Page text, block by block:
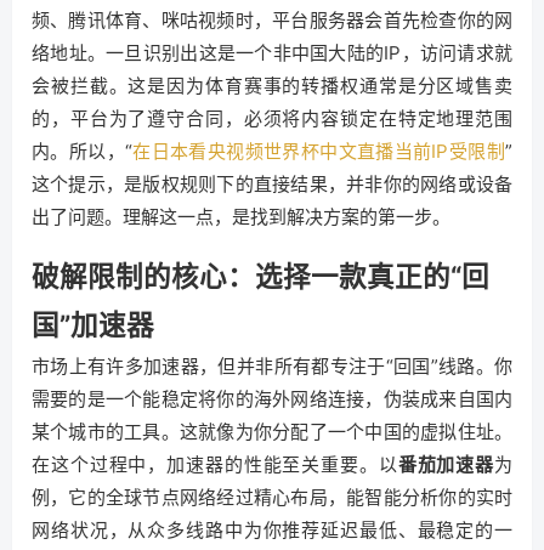
频、腾讯体育、咪咕视频时，平台服务器会首先检查你的网
络地址。一旦识别出这是一个非中国大陆的IP，访问请求就
会被拦截。这是因为体育赛事的转播权通常是分区域售卖
的，平台为了遵守合同，必须将内容锁定在特定地理范围
内。所以，“在日本看央视频世界杯中文直播当前IP受限制”
这个提示，是版权规则下的直接结果，并非你的网络或设备
出了问题。理解这一点，是找到解决方案的第一步。
破解限制的核心：选择一款真正的“回
国”加速器
市场上有许多加速器，但并非所有都专注于“回国”线路。你
需要的是一个能稳定将你的海外网络连接，伪装成来自国内
某个城市的工具。这就像为你分配了一个中国的虚拟住址。
在这个过程中，加速器的性能至关重要。以番茄加速器为
例，它的全球节点网络经过精心布局，能智能分析你的实时
网络状况，从众多线路中为你推荐延迟最低、最稳定的一